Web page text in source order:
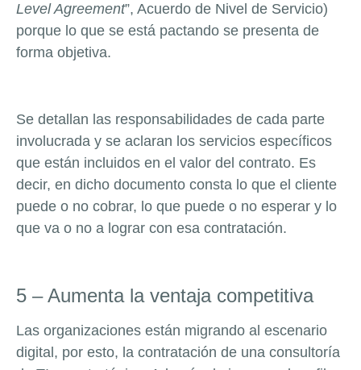
Level Agreement”, Acuerdo de Nivel de Servicio)
porque lo que se está pactando se presenta de
forma objetiva.
Se detallan las responsabilidades de cada parte
involucrada y se aclaran los servicios específicos
que están incluidos en el valor del contrato. Es
decir, en dicho documento consta lo que el cliente
puede o no cobrar, lo que puede o no esperar y lo
que va o no a lograr con esa contratación.
5 – Aumenta la ventaja competitiva
Las organizaciones están migrando al escenario
digital, por esto, la contratación de una consultoría